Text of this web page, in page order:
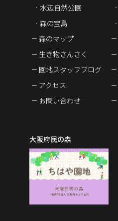
水辺自然公園
森の宝島
森のマップ
生き物さんさく
園地スタッフブログ
アクセス
お問い合わせ
大阪府民の森